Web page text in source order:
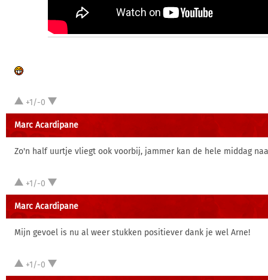
+1/-0
Marc Acardipane
Zo'n half uurtje vliegt ook voorbij, jammer kan de hele middag
+1/-0
Marc Acardipane
Mijn gevoel is nu al weer stukken positiever dank je wel Arne!
+1/-0